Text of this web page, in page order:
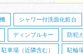
シャワー付洗面化粧台
ディンプルキー 防犯
駐車場（近隣含む） 駐輪